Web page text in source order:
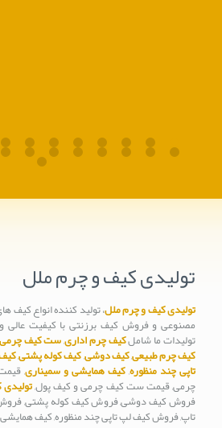
تولیدی کیف و چرم ملل
تولیدی کیف و چرم ملل، تولید کننده انواع
مصنوعی و فروش کیف برزنتی با کیفیت عالی
تولیدات ما شاملکیف چرم اداری,ست کیف
کیف چرم طبیعی,کیف دوشی,کیف کوله پشتی,
تاپی چند منظوره,کیف همایشی و سمیناری,
چرمی, قیمت ست کیف چرمی و کیف پول,
فروش کیف دوشی, فروش کیف کوله پشتی,
تاپ, فروش کیف لپ تاپی چند منظوره, کیف